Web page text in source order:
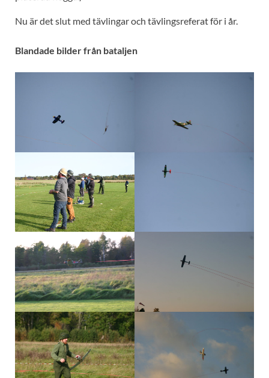
Nu är det slut med tävlingar och tävlingsreferat för i år.
Blandade bilder från bataljen